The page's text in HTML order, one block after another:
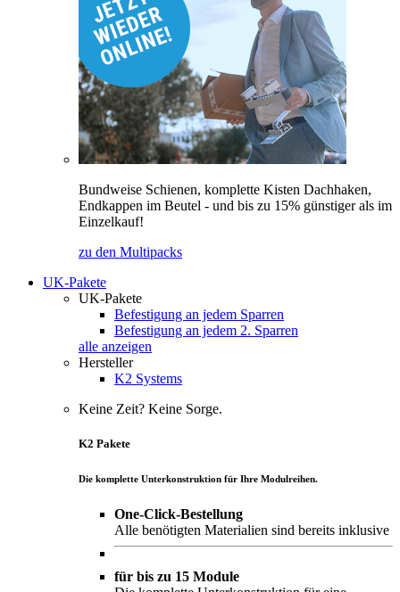
Bundweise Schienen, komplette Kisten Dachhaken,
Endkappen im Beutel - und bis zu 15% günstiger als im
Einzelkauf!
zu den Multipacks
UK-Pakete
UK-Pakete
Befestigung an jedem Sparren
Befestigung an jedem 2. Sparren
alle anzeigen
Hersteller
K2 Systems
Keine Zeit? Keine Sorge.
K2 Pakete
Die komplette Unterkonstruktion für Ihre Modulreihen.
One-Click-Bestellung
Alle benötigten Materialien sind bereits inklusive
für bis zu 15 Module